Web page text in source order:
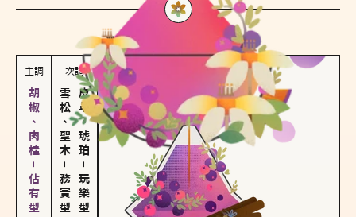
對方的主調蠟燭是...
主調
胡椒、肉桂－佔有型
次調
雪松、聖木
－
務實型
皮革、琥珀
－
玩樂型